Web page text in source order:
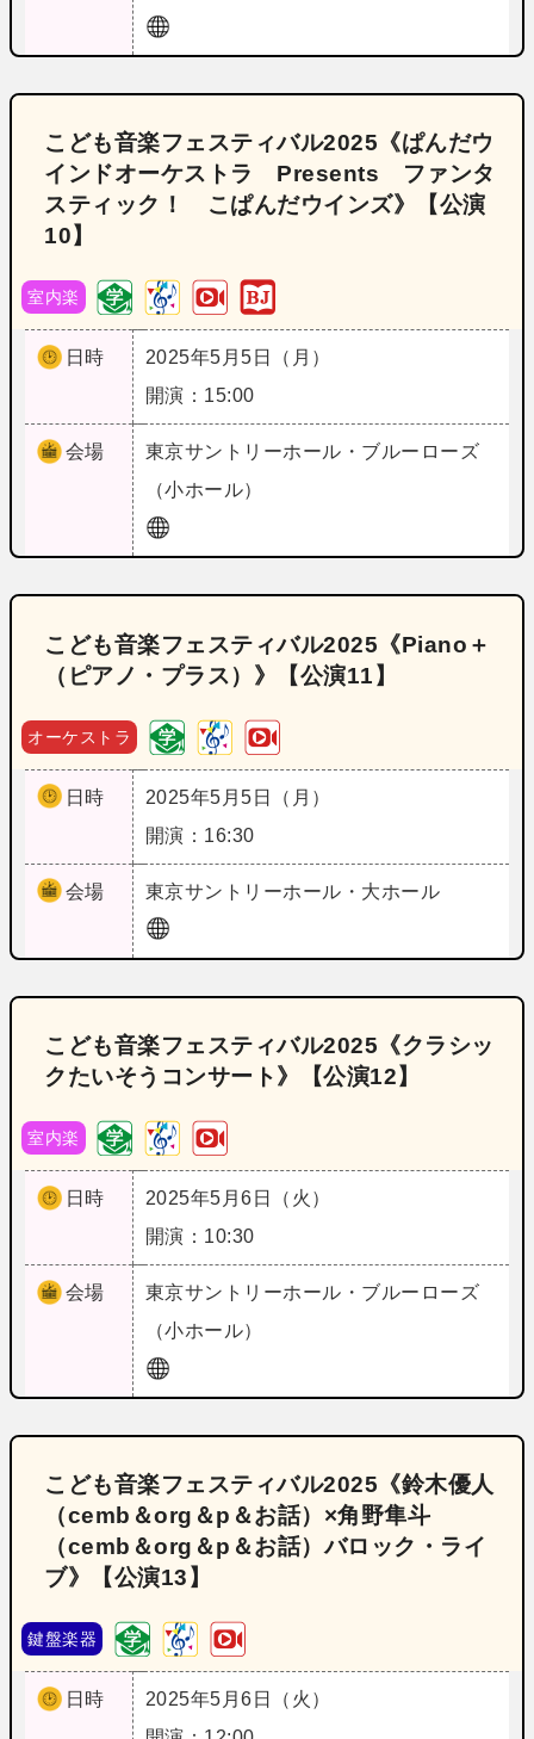
こども音楽フェスティバル2025《ぱんだウ
インドオーケストラ Presents ファンタ
スティック！ こぱんだウインズ》【公演
10】
室内楽
日時
2025年5月5日（月）
開演：15:00
会場 東京サントリーホール・ブルーローズ
（小ホール）
こども音楽フェスティバル2025《Piano＋
（ピアノ・プラス）》【公演11】
オーケストラ
日時
2025年5月5日（月）
開演：16:30
会場 東京サントリーホール・大ホール
こども音楽フェスティバル2025《クラシッ
クたいそうコンサート》【公演12】
室内楽
日時
2025年5月6日（火）
開演：10:30
会場 東京サントリーホール・ブルーローズ
（小ホール）
こども音楽フェスティバル2025《鈴木優人
（cemb＆org＆p＆お話）×角野隼斗
（cemb＆org＆p＆お話）バロック・ライ
ブ》【公演13】
鍵盤楽器
日時
2025年5月6日（火）